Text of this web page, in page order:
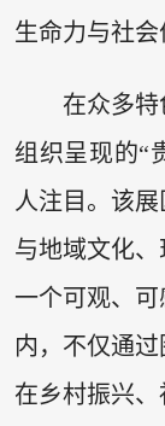
生命力与社会
在众多
组织呈现的“
人注目。该
与地域文化
一个可观、
内，不仅通
在乡村振兴